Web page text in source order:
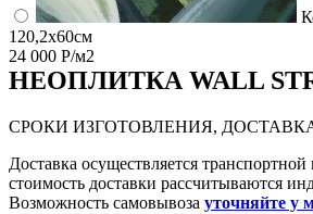
120,2x60см
24 000 Р/м2
НЕОПЛИТКА WALL
СРОКИ ИЗГОТОВЛЕНИЯ,
Доставка осуществляется
стоимость доставки рассчитываются
Возможность самовывоза уточняйте у